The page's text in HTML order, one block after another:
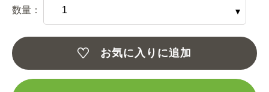
数量：
お気に入りに追加